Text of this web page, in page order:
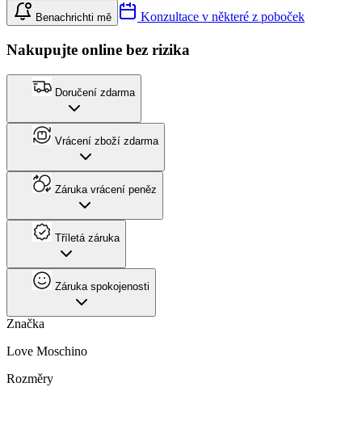
Benachrichti mě Konzultace v některé z poboček
Nakupujte online bez rizika
Doručení zdarma
Vrácení zboží zdarma
Záruka vrácení peněz
Tříletá záruka
Záruka spokojenosti
Značka
Love Moschino
Rozměry